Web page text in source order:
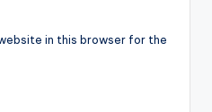
in this browser for the